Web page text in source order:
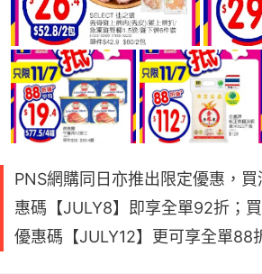
PNS網購同日亦推出限定優惠，
惠碼【JULY8】即享全單92折；
優惠碼【JULY12】更可享全單88